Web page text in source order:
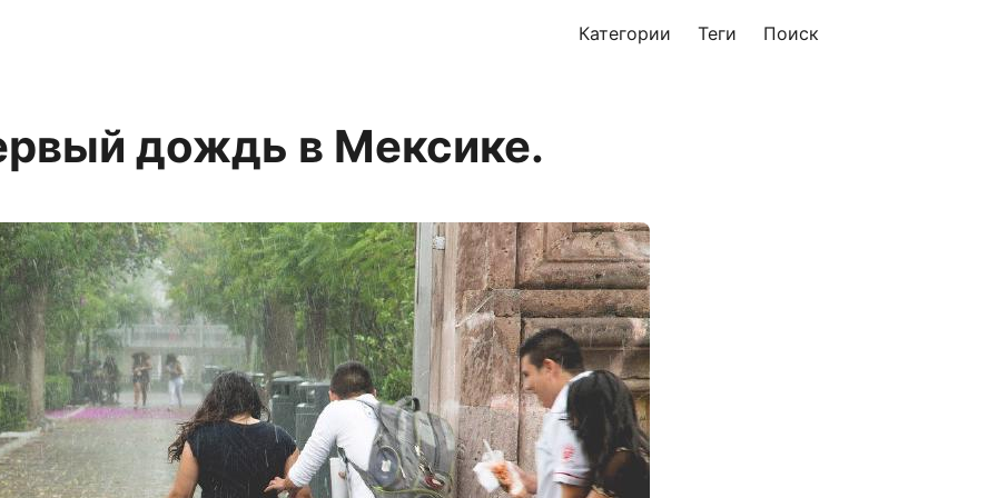
Категории Теги Поиск
дождь в Мексике.